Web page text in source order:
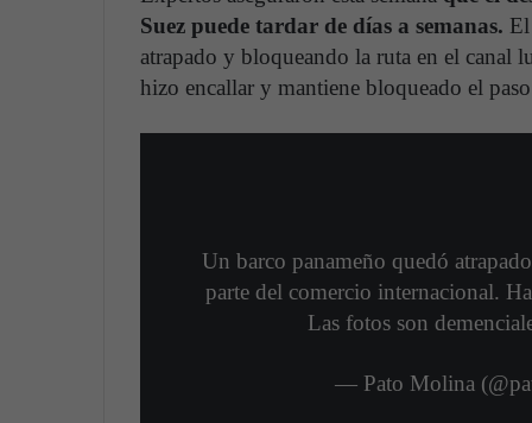
Suez puede tardar de días a semanas.
atrapado y bloqueando la ruta en el canal
hizo encallar y mantiene bloqueado el
Un barco panameño quedó
parte del comercio internacional.
Las fotos son
— Pato Molina